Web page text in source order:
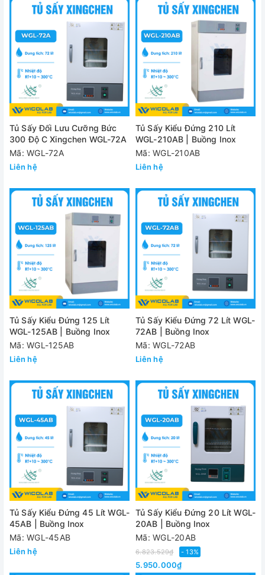
Tủ Sấy Đối Lưu Cưỡng Bức
300 Độ C Xingchen WGL-72A
Mã: WGL-72A
Liên hệ
Tủ Sấy Kiểu Đứng 210 Lít
WGL-210AB | Buồng Inox
Mã: WGL-210AB
Liên hệ
Tủ Sấy Kiểu Đứng 125 Lít
WGL-125AB | Buồng Inox
Mã: WGL-125AB
Liên hệ
Tủ Sấy Kiểu Đứng 72 Lít WGL-
72AB | Buồng Inox
Mã: WGL-72AB
Liên hệ
Tủ Sấy Kiểu Đứng 45 Lít WGL-
45AB | Buồng Inox
Mã: WGL-45AB
Liên hệ
Tủ Sấy Kiểu Đứng 20 Lít WGL-
20AB | Buồng Inox
Mã: WGL-20AB
6.823.529₫ - 13%
5.950.000₫